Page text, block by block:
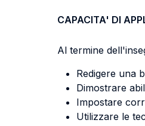
CAPACITA' DI
Al termine
Redigere una
Dimostrare
Impostare
Utilizzare le